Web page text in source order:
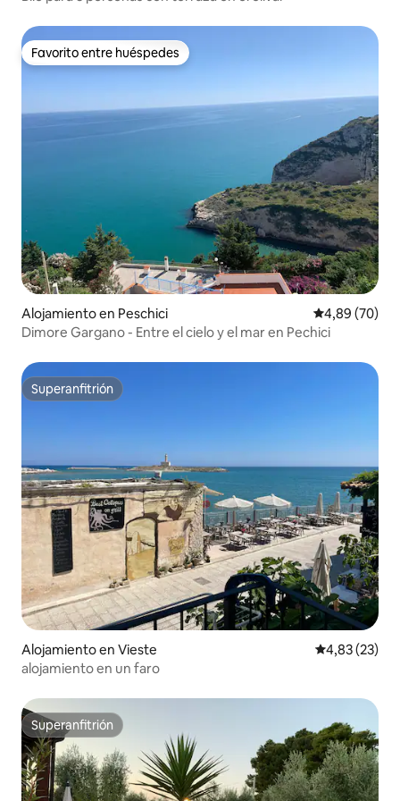
Favorito entre huéspedes
Favorito entre huéspedes
Alojamiento en Peschici Calificación
4,89 (70)
Dimore Gargano - Entre el cielo y el mar en Pechici
Superanfitrión
Superanfitrión
Alojamiento en Vieste Calificación
4,83 (23)
alojamiento en un faro
Superanfitrión
Superanfitrión